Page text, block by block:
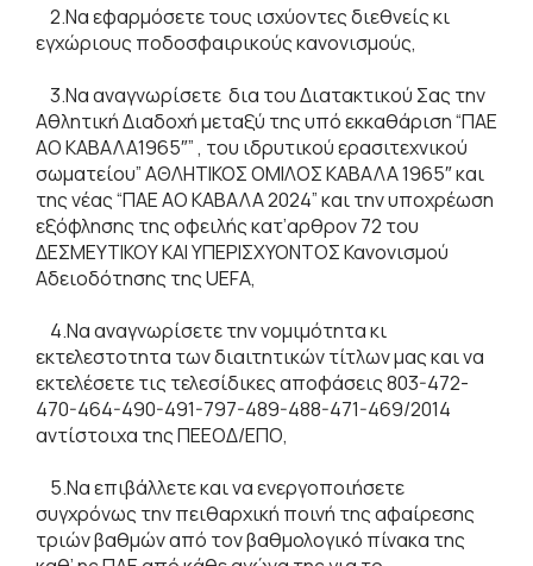
2.Να εφαρμόσετε τους ισχύοντες διεθνείς κι
εγχώριους ποδοσφαιρικούς κανονισμούς,
3.Να αναγνωρίσετε δια του Διατακτικού Σας την
Αθλητική Διαδοχή μεταξύ της υπό εκκαθάριση “ΠΑΕ
ΑΟ ΚΑΒΑΛΑ1965″” , του ιδρυτικού ερασιτεχνικού
σωματείου” ΑΘΛΗΤΙΚΟΣ ΟΜΙΛΟΣ ΚΑΒΑΛΑ 1965″ και
της νέας “ΠΑΕ ΑΟ ΚΑΒΑΛΑ 2024” και την υποχρέωση
εξόφλησης της οφειλής κατ’αρθρον 72 του
ΔΕΣΜΕΥΤΙΚΟΥ ΚΑΙ ΥΠΕΡΙΣΧΥΟΝΤΟΣ Κανονισμού
Αδειοδότησης της UEFA,
4.Να αναγνωρίσετε την νομιμότητα κι
εκτελεστοτητα των διαιτητικών τίτλων μας και να
εκτελέσετε τις τελεσίδικες αποφάσεις 803-472-
470-464-490-491-797-489-488-471-469/2014
αντίστοιχα της ΠΕΕΟΔ/ΕΠΟ,
5.Να επιβάλλετε και να ενεργοποιήσετε
συγχρόνως την πειθαρχική ποινή της αφαίρεσης
τριών βαθμών από τον βαθμολογικό πίνακα της